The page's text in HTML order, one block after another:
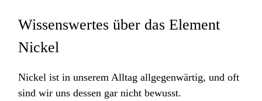
Wissenswertes über das Element
Nickel
Nickel ist in unserem Alltag allgegenwärtig, und oft
sind wir uns dessen gar nicht bewusst.